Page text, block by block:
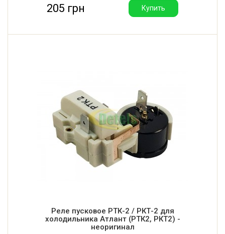
205 грн Купить
Реле пусковое РТК-2 / РКТ-2 для
холодильника Атлант (РТК2, РКТ2) -
неоригинал